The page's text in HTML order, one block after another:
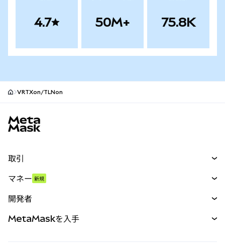
4.7 50M+ 75.8K
VRTXon/TLNon
取引
パーペチュアル
RWA
マネー 新規
開発者
MetaMaskを入手